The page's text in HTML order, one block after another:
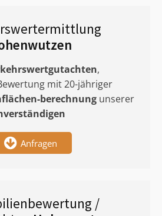
,
mit 20-jähriger
berechnung unserer
Anfragen
/